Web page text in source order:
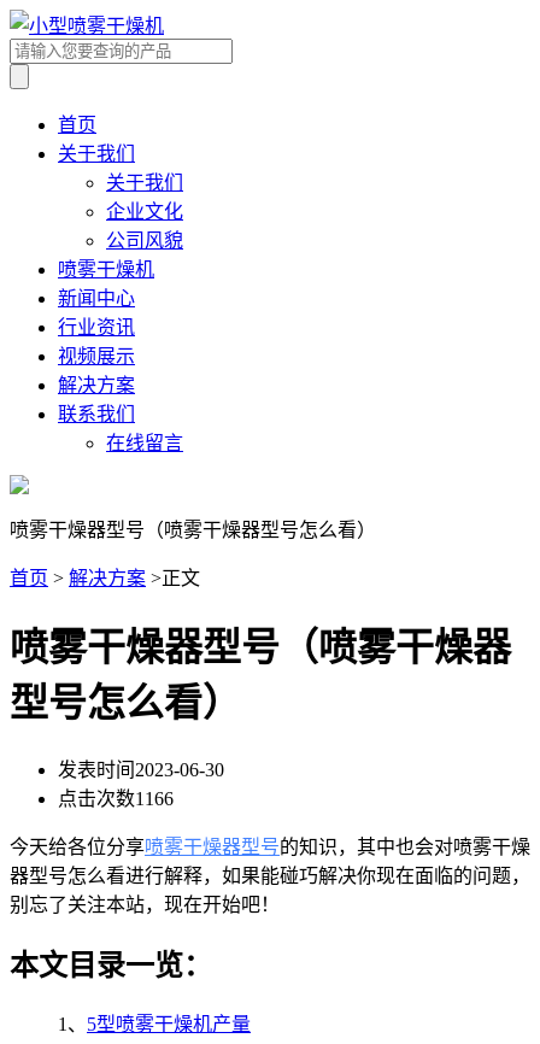
首页
关于我们
关于我们
企业文化
公司风貌
喷雾干燥机
新闻中心
行业资讯
视频展示
解决方案
联系我们
在线留言
喷雾干燥器型号（喷雾干燥器型号怎么看）
首页 > 解决方案 >正文
喷雾干燥器型号（喷雾干燥器
型号怎么看）
发表时间 2023-06-30
点击次数1166
今天给各位分享喷雾干燥器型号的知识，其中也会对喷雾干燥
器型号怎么看进行解释，如果能碰巧解决你现在面临的问题，
别忘了关注本站，现在开始吧！
本文目录一览：
1、 5型喷雾干燥机产量